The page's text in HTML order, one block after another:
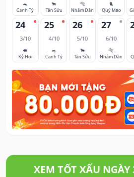
🐀
Canh Tý
🐂
Tân Sửu
🐅
Nhâm Dần
🐈
Quý Mão
24
3/10
🐖
Kỷ Hợi
25
4/10
🐀
Canh Tý
26
5/10
🐂
Tân Sửu
27
6/10
🐅
Nhâm Dần
XEM TỐT XẤU NGÀY